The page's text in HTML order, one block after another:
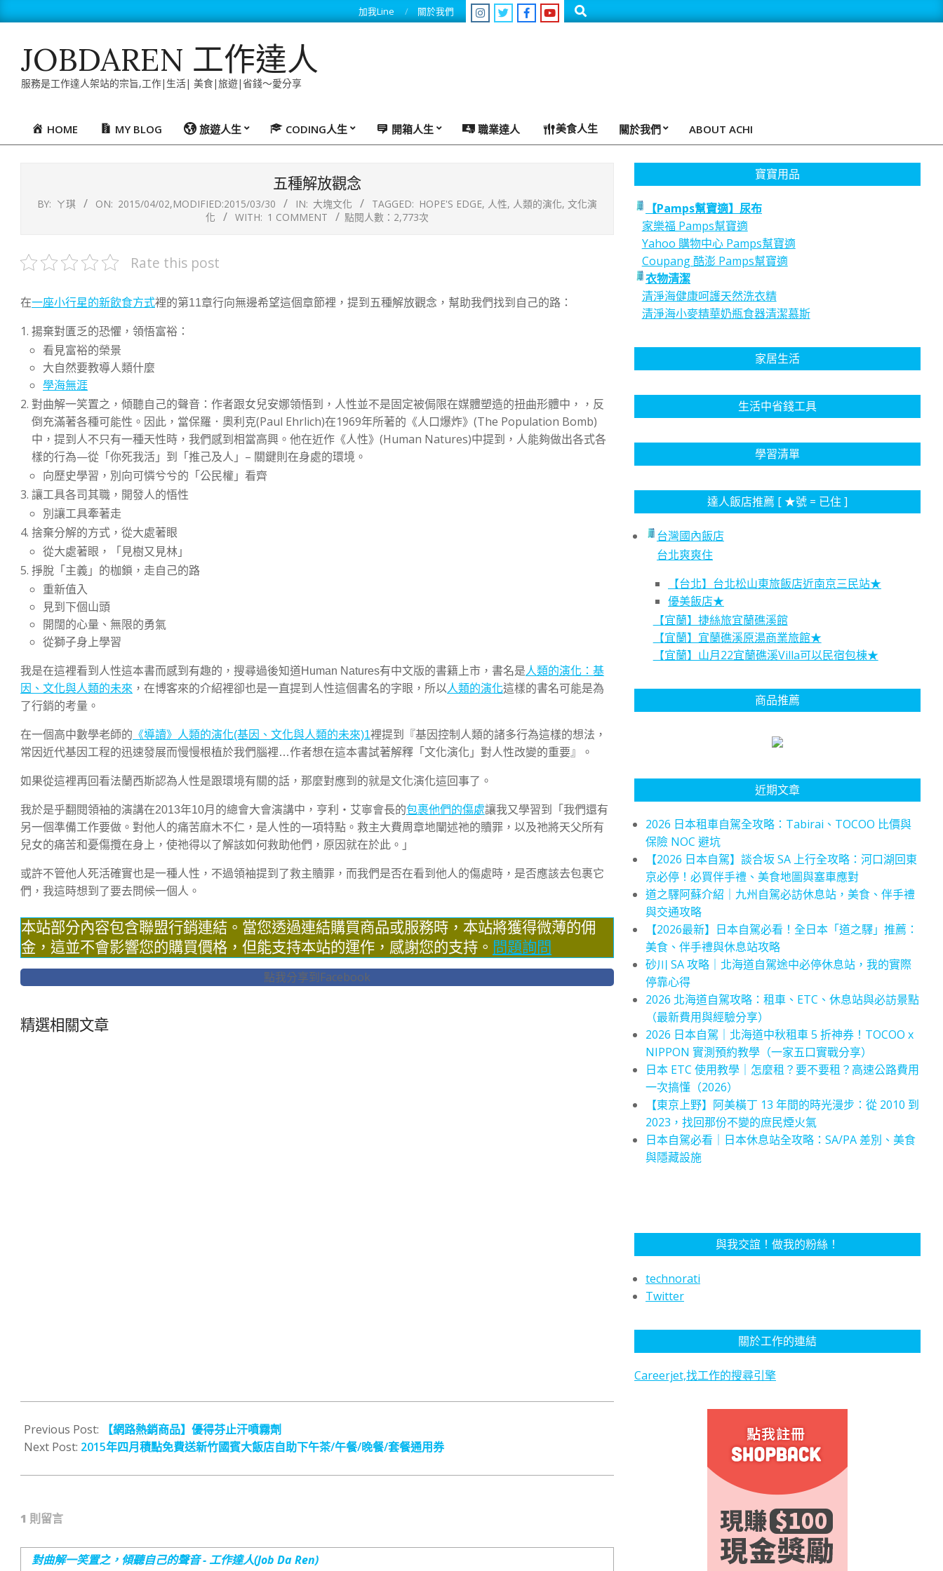
to
加我Line 關於我們 Search
JOBDAREN 工作達人
服務是工作達人架站的宗旨,工作|生活| 美食|旅遊|省錢～愛分享
PrimaryHOME MY BLOG 旅遊人生 CODING人生 開箱人生 職業達人 美食人生 關於我們 ABOUT ACHI
五種解放觀念
BY: ㄚ琪 ON: 2015/04/02,MODIFIED:2015/03/30 IN: 大塊文化 TAGGED: HOPE'S EDGE, 人性, 人類的演化, 文化演
化
WITH: 1 COMMENT 點閱人數：2,773次
Rate this post
在一座小行星的新飲食方式裡的第11章行向無邊希望這個章節裡，提到五種解放觀念，幫助我們找到自己的路：
揚棄對匱乏的恐懼，領悟富裕：
看見富裕的榮景
大自然要教導人類什麼
學海無涯
對曲解一笑置之，傾聽自己的聲音：作者跟女兒安娜領悟到，人性並不是固定被侷限在媒體塑造的扭曲形體中，，反
倒充滿著各種可能性。因此，當保羅．奧利克(Paul Ehrlich)在1969年所著的《人口爆炸》(The Population Bomb)
中，提到人不只有一種天性時，我們感到相當高興。他在近作《人性》(Human Natures)中提到，人能夠做出各式各
樣的行為—從「你死我活」到「推己及人」– 關鍵則在身處的環境。
向歷史學習，別向可憐兮兮的「公民權」看齊
讓工具各司其職，開發人的悟性
別讓工具牽著走
捨棄分解的方式，從大處著眼
從大處著眼，「見樹又見林」
掙脫「主義」的枷鎖，走自己的路
重新值入
見到下個山頭
開闊的心量、無限的勇氣
從獅子身上學習
我是在這裡看到人性這本書而感到有趣的，搜尋過後知道Human Natures有中文版的書籍上市，書名是人類的演化：基
因、文化與人類的未來 ，在博客來的介紹裡卻也是一直提到人性這個書名的字眼，所以人類的演化這樣的書名可能是為
了行銷的考量。
在一個高中數學老師的 《導讀》人類的演化(基因、文化與人類的未來)1裡提到『基因控制人類的諸多行為這樣的想法，
常因近代基因工程的迅速發展而慢慢根植於我們腦裡…作者想在這本書試著解釋「文化演化」對人性改變的重要』。
如果從這裡再回看法蘭西斯認為人性是跟環境有關的話，那麼對應到的就是文化演化這回事了。
我於是乎翻閱領袖的演講在2013年10月的總會大會演講中，亨利‧艾寧會長的包裹他們的傷處讓我又學習到「我們還有
另一個準備工作要做。對他人的痛苦麻木不仁，是人性的一項特點。救主大費周章地闡述祂的贖罪，以及祂將天父所有
兒女的痛苦和憂傷攬在身上，使祂得以了解該如何救助他們，原因就在於此。」
或許不管他人死活確實也是一種人性，不過領袖提到了救主贖罪，而我們是否在看到他人的傷處時，是否應該去包裹它
們，我這時想到了要去問候一個人。
本站部分內容包含聯盟行銷連結。當您透過連結購買商品或服務時，本站將獲得微薄的佣
金，這並不會影響您的購買價格，但能支持本站的運作，感謝您的支持。 問題詢問
點我分享到Facebook
精選相關文章
04-
02
Previous Post:
【網路熱銷商品】優得芬止汗噴霧劑
Next Post: 2015年四月積點免費送新竹國賓大飯店自助下午茶/午餐/晚餐/套餐通用券
1 則留言
對曲解一笑置之，傾聽自己的聲音 - 工作達人(Job Da Ren)
寶寶用品
【Pamps幫寶適】尿布
家樂福 Pamps幫寶適
Yahoo 購物中心 Pamps幫寶適
Coupang 酷澎 Pamps幫寶適
衣物清潔
清淨海健康呵護天然洗衣精
清淨海小麥精華奶瓶食器清潔慕斯
家居生活
生活中省錢工具
學習清單
達人飯店推薦 [ ★號 = 已住 ]
台灣國內飯店
台北爽爽住
【台北】台北松山東旅飯店近南京三民站★
優美飯店★
【宜蘭】捷絲旅宜蘭礁溪館
【宜蘭】宜蘭礁溪原湯商業旅館★
【宜蘭】山月22宜蘭礁溪Villa可以民宿包棟★
商品推薦
近期文章
2026 日本租車自駕全攻略：Tabirai、TOCOO 比價與
保險 NOC 避坑
【2026 日本自駕】談合坂 SA 上行全攻略：河口湖回東
京必停！必買伴手禮、美食地圖與塞車應對
道之驛阿蘇介紹｜九州自駕必訪休息站，美食、伴手禮
與交通攻略
【2026最新】日本自駕必看！全日本「道之驛」推薦：
美食、伴手禮與休息站攻略
砂川 SA 攻略｜北海道自駕途中必停休息站，我的實際
停靠心得
2026 北海道自駕攻略：租車、ETC、休息站與必訪景點
（最新費用與經驗分享）
2026 日本自駕｜北海道中秋租車 5 折神券！TOCOO x
NIPPON 實測預約教學（一家五口實戰分享）
日本 ETC 使用教學｜怎麼租？要不要租？高速公路費用
一次搞懂（2026）
【東京上野】阿美橫丁 13 年間的時光漫步：從 2010 到
2023，找回那份不變的庶民煙火氣
日本自駕必看｜日本休息站全攻略：SA/PA 差別、美食
與隱藏設施
與我交誼！做我的粉絲！
technorati
Twitter
關於工作的連結
Careerjet,找工作的搜尋引擎